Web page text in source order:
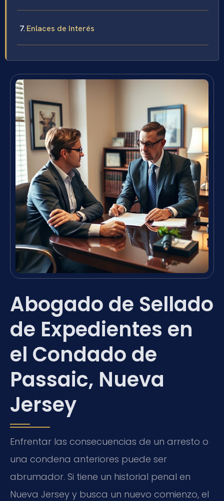
Enlaces de Interés
Abogado de Sellado
de Expedientes en
el Condado de
Passaic, Nueva
Jersey
Enfrentar las consecuencias de un arresto o
una condena anteriores puede ser
abrumador. Si tiene un historial penal en
Nueva Jersey y busca un nuevo comienzo, el